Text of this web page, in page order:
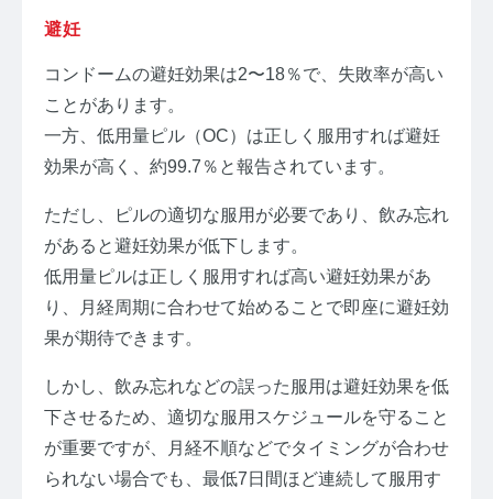
避妊
コンドームの避妊効果は2〜18％で、失敗率が高い
ことがあります。
一方、低用量ピル（OC）は正しく服用すれば避妊
効果が高く、約99.7％と報告されています。
ただし、ピルの適切な服用が必要であり、飲み忘れ
があると避妊効果が低下します。
低用量ピルは正しく服用すれば高い避妊効果があ
り、月経周期に合わせて始めることで即座に避妊効
果が期待できます。
しかし、飲み忘れなどの誤った服用は避妊効果を低
下させるため、適切な服用スケジュールを守ること
が重要ですが、月経不順などでタイミングが合わせ
られない場合でも、最低7日間ほど連続して服用す